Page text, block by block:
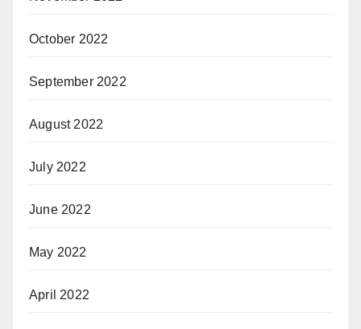
October 2022
September 2022
August 2022
July 2022
June 2022
May 2022
April 2022